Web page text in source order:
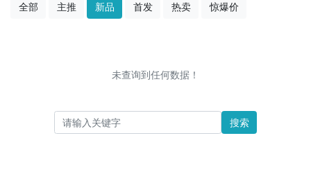
全部
主推 新品 首发 热卖 惊爆价
未查询到任何数据！
搜索